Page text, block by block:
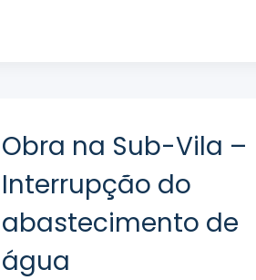
Obra na Sub-Vila –
Interrupção do
abastecimento de
água